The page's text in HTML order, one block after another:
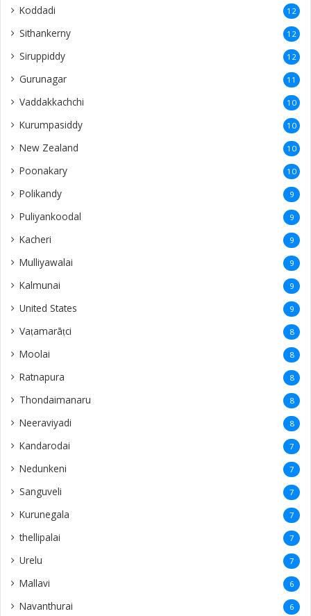
Koddadi 12
Sithankerny 12
Siruppiddy 12
Gurunagar 11
Vaddakkachchi 10
Kurumpasiddy 10
New Zealand 10
Poonakary 10
Polikandy 9
Puliyankoodal 9
Kacheri 9
Mulliyawalai 9
Kalmunai 9
United States 9
Vaṭamarāṭci 8
Moolai 8
Ratnapura 8
Thondaimanaru 8
Neeraviyadi 8
Kandarodai 7
Nedunkeni 7
Sanguveli 7
Kurunegala 7
thellipalai 7
Urelu 7
Mallavi 6
Navanthurai 6